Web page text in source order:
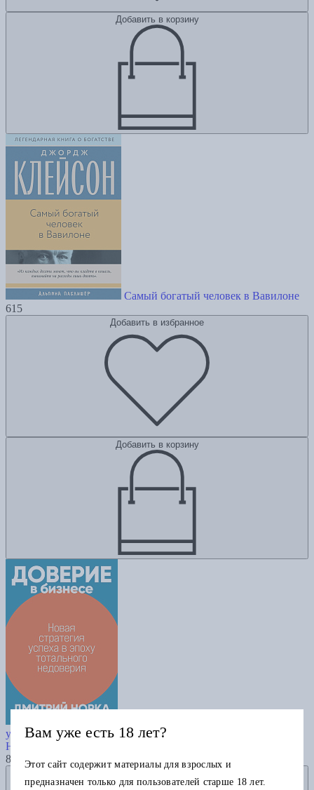
Добавить в корзину
Самый богатый человек в Вавилоне
615
Добавить в избранное
Добавить в корзину
успеха в эпоху тотального недоверия
Норка Д.
825
Добавить в избранное
Вам уже есть 18 лет?
Этот сайт содержит материалы для взрослых и
предназначен только для пользователей старше 18 лет.